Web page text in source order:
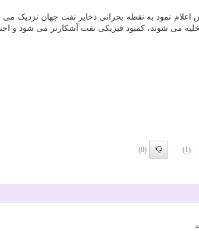
نمود به نقطه بحرانی ذخایر نفت جهان نزدیک
کمبود فیزیکی نفت آشکارتر می شود و احتمال جهش قیمت به طرف
(1)
(0)